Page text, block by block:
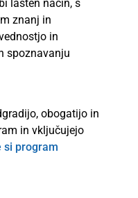
lasten način, s
znanj in
in
spoznavanju
obogatijo in
in vključujejo
si program